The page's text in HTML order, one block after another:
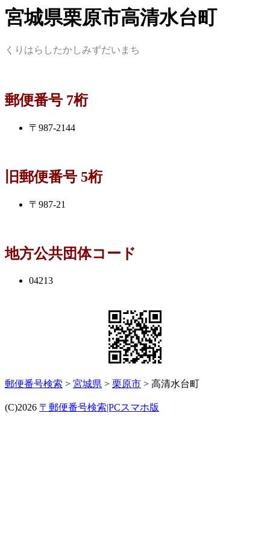
宮城県栗原市高清水台町
くりはらしたかしみずだいまち
郵便番号 7桁
〒987-2144
旧郵便番号 5桁
〒987-21
地方公共団体コード
04213
郵便番号検索 > 宮城県 > 栗原市 > 高清水台町
(C)2026 〒郵便番号検索|PCスマホ版